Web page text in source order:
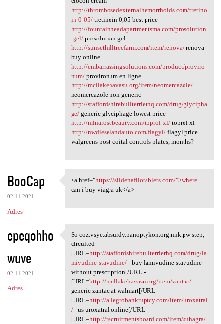
http://thrombosedexternalhemorrhoids.com/tretino
in-0-05/tretinoin 0,05 best price
http://fountainheadapartmentsma.com/prosolution
-gel/prosolution gel
http://sunsethilltreefarm.com/item/renova/renova
buy online
http://embarrassingsolutions.com/product/proviro
num/provironum en ligne
http://mcllakehavasu.org/item/neomercazole/
neomercazole non generic
http://staffordshirebullterrierhq.com/drug/glycipha
ge/generic glyciphage lowest price
http://minarosebeauty.com/toprol-xl/toprol xl
http://nwdieselandauto.com/flagyl/flagyl price
walgreens post-coital controls plates, months?
BooCap
02.11.2021
Adres
<a href="https:/
<a href="https://sildenafilotablets.com/">where
can i buy viagra uk</a>
epeqohho
wuve
02.11.2021
Adres
So coz.vsye.absurdy
So coz.vsye.absurdy.panoptykon.org.nnk.pw step,
circuited
[URL=http://staffordshirebullterrierhq.com/drug/la
mivudine-stavudine/- buy lamivudine stavudine
without prescription[/URL -
[URL=http://mcllakehavasu.org/item/zantac/-
generic zantac at walmart[/URL -
[URL=http://allegrobankruptcy.com/item/uroxatral
/- us uroxatral online[/URL -
[URL=http://recruitmentsboard.com/item/suhagra/